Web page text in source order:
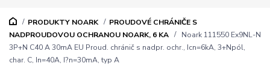
PRODUKTY NOARK
PROUDOVÉ CHRÁNIČE S
NADPROUDOVOU OCHRANOU NOARK, 6 KA
Noark 111550 Ex9NL-N
3P+N C40 A 30mA EU Proud. chránič s nadpr. ochr., Icn=6kA, 3+Npól,
char. C, In=40A, I?n=30mA, typ A